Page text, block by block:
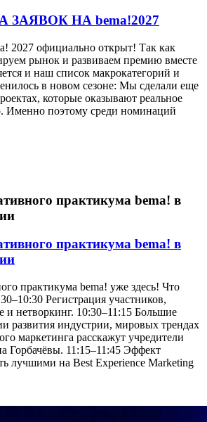
НА bema!2027
2027 официально открыт! Так как
рынок и развиваем премию вместе
и наш список макрокатегорий и
в новом сезоне: Мы сделали еще
которые оказывают реальное
Именно поэтому среди номинаций
практикума bema! в
практикума bema! в
практикума bema! уже здесь! Что
Регистрация участников,
и нетворкинг. 10:30–11:15 Большие
развития индустрии, мировых трендах
маркетинга расскажут учредители
Горбачёвы. 11:15–11:45 Эффект
лучшими на Best Experience Marketing